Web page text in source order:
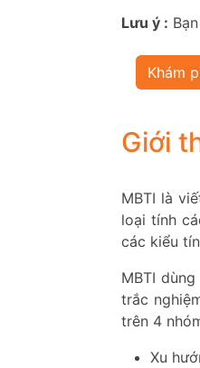
Lưu ý :
Khám
Giới
MBTI là
loại tính
các kiểu
MBTI
trắc
trên 4
Xu